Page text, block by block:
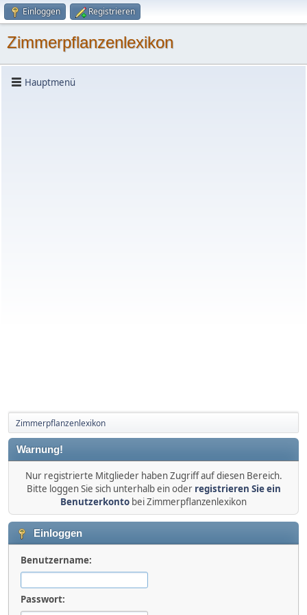
Einloggen Registrieren
Zimmerpflanzenlexikon
Hauptmenü
Zimmerpflanzenlexikon
Warnung!
Nur registrierte Mitglieder haben Zugriff auf diesen Bereich.
Bitte loggen Sie sich unterhalb ein oder registrieren Sie ein
Benutzerkonto bei Zimmerpflanzenlexikon
Einloggen
Benutzername:
Passwort: